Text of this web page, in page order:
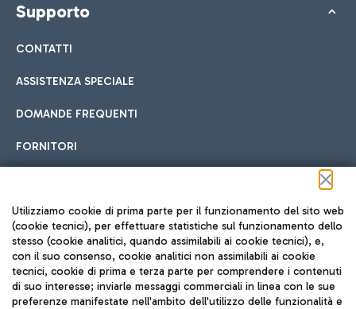
Supporto
CONTATTI
ASSISTENZA SPECIALE
DOMANDE FREQUENTI
FORNITORI
Seguici sui social
TRAVEL JOURNAL
Utilizziamo cookie di prima parte per il funzionamento del sito web
(cookie tecnici), per effettuare statistiche sul funzionamento dello
stesso (cookie analitici, quando assimilabili ai cookie tecnici), e,
con il suo consenso, cookie analitici non assimilabili ai cookie
tecnici, cookie di prima e terza parte per comprendere i contenuti
di suo interesse; inviarle messaggi commerciali in linea con le sue
preferenze manifestate nell'ambito dell'utilizzo delle funzionalità e